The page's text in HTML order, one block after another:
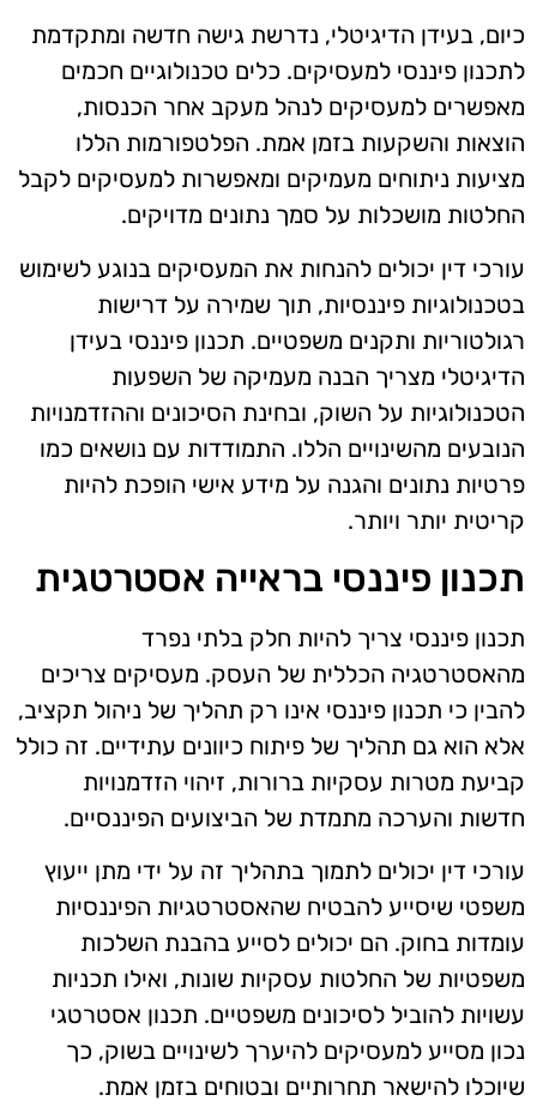
כיום, בעידן הדיגיטלי, נדרשת גישה חדשה ומתקדמת
לתכנון פיננסי למעסיקים. כלים טכנולוגיים חכמים
מאפשרים למעסיקים לנהל מעקב אחר הכנסות,
הוצאות והשקעות בזמן אמת. הפלטפורמות הללו
מציעות ניתוחים מעמיקים ומאפשרות למעסיקים לקבל
החלטות מושכלות על סמך נתונים מדויקים.
עורכי דין יכולים להנחות את המעסיקים בנוגע לשימוש
בטכנולוגיות פיננסיות, תוך שמירה על דרישות
רגולטוריות ותקנים משפטיים. תכנון פיננסי בעידן
הדיגיטלי מצריך הבנה מעמיקה של השפעות
הטכנולוגיות על השוק, ובחינת הסיכונים וההזדמנויות
הנובעים מהשינויים הללו. התמודדות עם נושאים כמו
פרטיות נתונים והגנה על מידע אישי הופכת להיות
קריטית יותר ויותר.
תכנון פיננסי בראייה אסטרטגית
תכנון פיננסי צריך להיות חלק בלתי נפרד
מהאסטרטגיה הכללית של העסק. מעסיקים צריכים
להבין כי תכנון פיננסי אינו רק תהליך של ניהול תקציב,
אלא הוא גם תהליך של פיתוח כיוונים עתידיים. זה כולל
קביעת מטרות עסקיות ברורות, זיהוי הזדמנויות
חדשות והערכה מתמדת של הביצועים הפיננסיים.
עורכי דין יכולים לתמוך בתהליך זה על ידי מתן ייעוץ
משפטי שיסייע להבטיח שהאסטרטגיות הפיננסיות
עומדות בחוק. הם יכולים לסייע בהבנת השלכות
משפטיות של החלטות עסקיות שונות, ואילו תכניות
עשויות להוביל לסיכונים משפטיים. תכנון אסטרטגי
נכון מסייע למעסיקים להיערך לשינויים בשוק, כך
שיוכלו להישאר תחרותיים ובטוחים בזמן אמת.